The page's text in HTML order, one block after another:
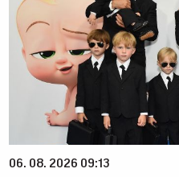
06. 08. 2026 09:13